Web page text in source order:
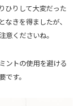
ひりして大変だった
きを得ましたが、
意くださいね。
ントの使用を避ける
す。